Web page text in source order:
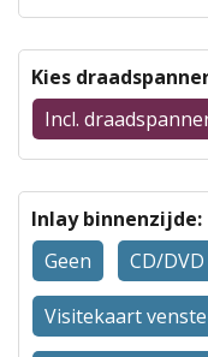
Kies
Incl.
Inlay binnenzijde:
Geen
CD/
Visitekaart